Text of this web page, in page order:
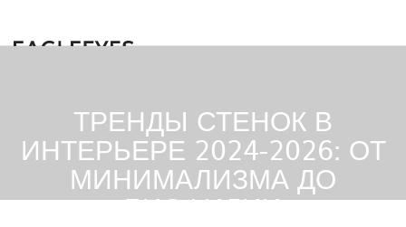
ТРЕНДЫ СТЕНОК В
ИНТЕРЬЕРЕ 2024-2026: ОТ
МИНИМАЛИЗМА ДО
БИОФИЛИИ